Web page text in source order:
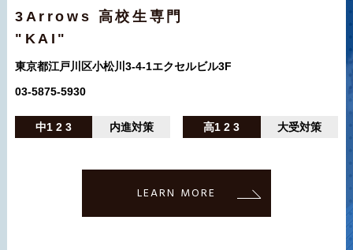
3Arrows 高校生専門
"KAI"
東京都江戸川区小松川3-4-1エクセルビル3F
03-5875-5930
中1 2 3 内進対策 高1 2 3 大受対策
LEARN MORE